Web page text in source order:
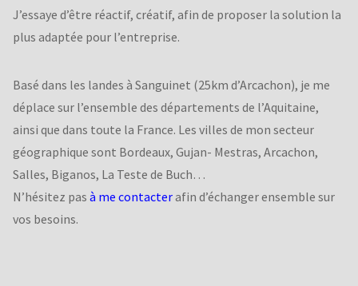
J’essaye d’être réactif, créatif, afin de proposer la solution la
plus adaptée pour l’entreprise.
Basé dans les landes à Sanguinet (25km d’Arcachon), je me
déplace sur l’ensemble des départements de l’Aquitaine,
ainsi que dans toute la France. Les villes de mon secteur
géographique sont Bordeaux, Gujan- Mestras, Arcachon,
Salles, Biganos, La Teste de Buch…
N’hésitez pas à me contacterafin d’échanger ensemble sur
vos besoins.